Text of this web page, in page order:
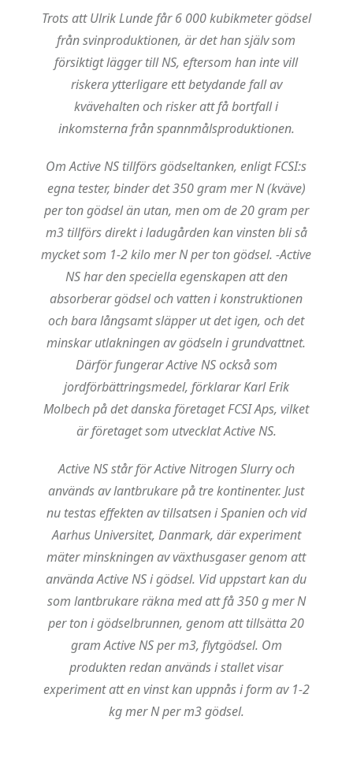
Trots att Ulrik Lunde får 6 000 kubikmeter gödsel
från svinproduktionen, är det han själv som
försiktigt lägger till NS, eftersom han inte vill
riskera ytterligare ett betydande fall av
kvävehalten och risker att få bortfall i
inkomsterna från spannmålsproduktionen.
Om Active NS tillförs gödseltanken, enligt FCSI:s
egna tester, binder det 350 gram mer N (kväve)
per ton gödsel än utan, men om de 20 gram per
m3 tillförs direkt i ladugården kan vinsten bli så
mycket som 1-2 kilo mer N per ton gödsel.-Active
NS har den speciella egenskapen att den
absorberar gödsel och vatten i konstruktionen
och bara långsamt släpper ut det igen, och det
minskar utlakningen av gödseln i grundvattnet.
Därför fungerar Active NS också som
jordförbättringsmedel, förklarar Karl Erik
Molbech på det danska företaget FCSI Aps, vilket
är företaget som utvecklat Active NS.
Active NS står för Active Nitrogen Slurry och
används av lantbrukare på tre kontinenter. Just
nu testas effekten av tillsatsen i Spanien och vid
Aarhus Universitet, Danmark, där experiment
mäter minskningen av växthusgaser genom att
använda Active NS i gödsel. Vid uppstart kan du
som lantbrukare räkna med att få 350 g mer N
per ton i gödselbrunnen, genom att tillsätta 20
gram Active NS per m3, flytgödsel. Om
produkten redan används i stallet visar
experiment att en vinst kan uppnås i form av 1-2
kg mer N per m3 gödsel.